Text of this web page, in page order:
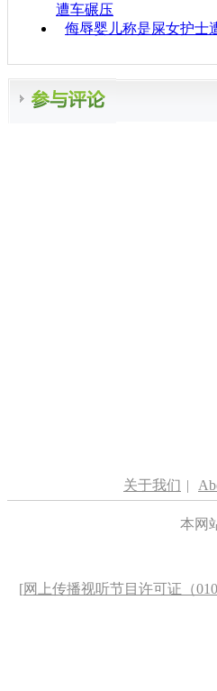
遭车碾压
侮辱婴儿称是屎女护士
关于我们 |
本网
[网上传播视听节目许可证（